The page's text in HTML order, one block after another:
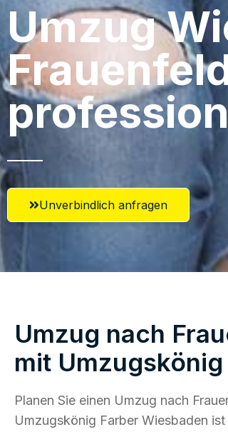
Umzug
Unverbindlich anfragen
Umzug nach
mit
Planen Sie einen Umzug nach
Umzugskönig Farber Wiesbaden ist